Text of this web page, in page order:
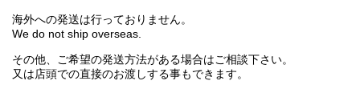
海外への発送は行っておりません。
We do not ship overseas.
その他、ご希望の発送方法がある場合はご相談下さい。
又は店頭での直接のお渡しする事もできます。